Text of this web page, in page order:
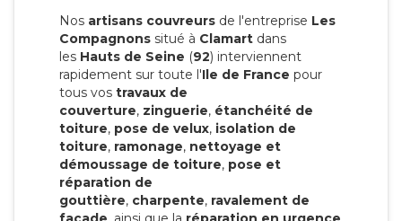
Nos artisans couvreurs de l'entreprise Les
Compagnons situé à Clamart dans
les Hauts de Seine (92) interviennent
rapidement sur toute l'Ile de France pour
tous vos travaux de
couverture, zinguerie, étanchéité de
toiture, pose de velux, isolation de
toiture, ramonage, nettoyage et
démoussage de toiture, pose et
réparation de
gouttière, charpente, ravalement de